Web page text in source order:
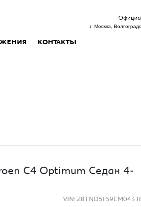
КОНТАКТЫ
г. Москва,
C4 Optimum Седан 4-
VIN: